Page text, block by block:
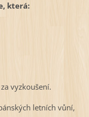
která:
vyzkoušení.
letních vůní,